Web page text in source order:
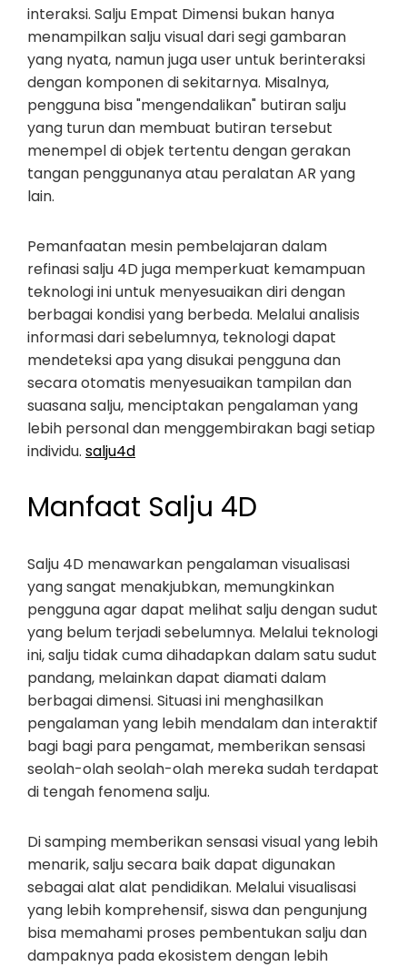
interaksi. Salju Empat Dimensi bukan hanya
menampilkan salju visual dari segi gambaran
yang nyata, namun juga user untuk berinteraksi
dengan komponen di sekitarnya. Misalnya,
pengguna bisa "mengendalikan" butiran salju
yang turun dan membuat butiran tersebut
menempel di objek tertentu dengan gerakan
tangan penggunanya atau peralatan AR yang
lain.
Pemanfaatan mesin pembelajaran dalam
refinasi salju 4D juga memperkuat kemampuan
teknologi ini untuk menyesuaikan diri dengan
berbagai kondisi yang berbeda. Melalui analisis
informasi dari sebelumnya, teknologi dapat
mendeteksi apa yang disukai pengguna dan
secara otomatis menyesuaikan tampilan dan
suasana salju, menciptakan pengalaman yang
lebih personal dan menggembirakan bagi setiap
individu. salju4d
Manfaat Salju 4D
Salju 4D menawarkan pengalaman visualisasi
yang sangat menakjubkan, memungkinkan
pengguna agar dapat melihat salju dengan sudut
yang belum terjadi sebelumnya. Melalui teknologi
ini, salju tidak cuma dihadapkan dalam satu sudut
pandang, melainkan dapat diamati dalam
berbagai dimensi. Situasi ini menghasilkan
pengalaman yang lebih mendalam dan interaktif
bagi bagi para pengamat, memberikan sensasi
seolah-olah seolah-olah mereka sudah terdapat
di tengah fenomena salju.
Di samping memberikan sensasi visual yang lebih
menarik, salju secara baik dapat digunakan
sebagai alat alat pendidikan. Melalui visualisasi
yang lebih komprehensif, siswa dan pengunjung
bisa memahami proses pembentukan salju dan
dampaknya pada ekosistem dengan lebih